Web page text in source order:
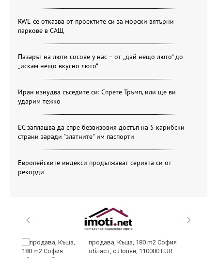
RWE се отказва от проектите си за морски вятърни
паркове в САЩ
Пазарът на люти сосове у нас – от „дай нещо люто“ до
„искам нещо вкусно люто“
Иран изнудва съседите си: Спрете Тръмп, или ще ви
ударим тежко
ЕС заплашва да спре безвизовия достъп на 5 карибски
страни заради "златните" им паспорти
Европейските индекси продължават серията си от
рекорди
продава, Къща, 180 m2 София
област, с.Лопян, 110000 EUR